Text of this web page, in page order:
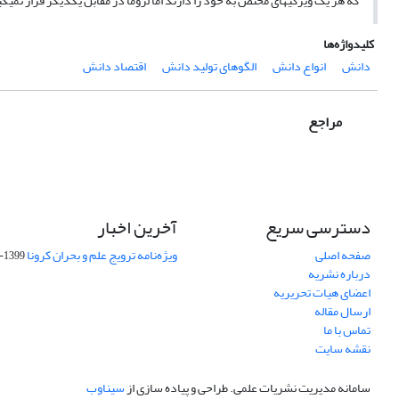
کلیدواژه‌ها
دانش
انواع دانش الگوهای تولید دانش اقتصاد دانش
مراجع
دسترسی سریع
صفحه اصلی
درباره نشریه
اعضای هیات تحریریه
ارسال مقاله
تماس با ما
نقشه سایت
آخرین اخبار
ویژه‌نامه ترویج علم و بحران کرونا1399-04-01
سامانه مدیریت نشریات علمی.طراحی و پیاده سازی ازسیناوب